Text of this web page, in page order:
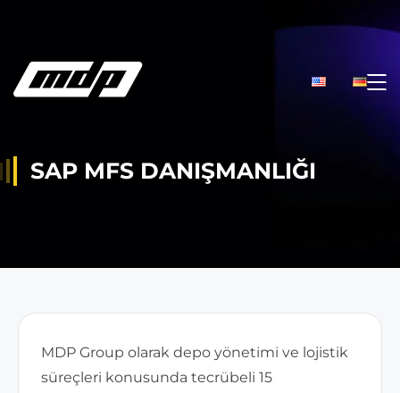
SAP MFS DANIŞMANLIĞI
MDP Group olarak depo yönetimi ve lojistik
süreçleri konusunda tecrübeli 15